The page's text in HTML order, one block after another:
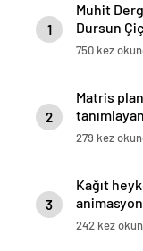
1
Muhit
Dursun
Kapağa
750 kez
2
Matris
filmleri
279 kez
3
Kağıt
dünya
242 kez